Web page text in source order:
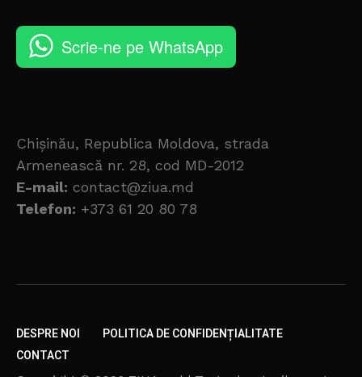
Scrie-ne pe WhatsApp
Chișinău, Republica Moldova, strada
Armenească nr. 28, cod MD-2012
E-mail: contact@ziua.md
Telefon: +373 61 20 80 78
DESPRE NOI
POLITICA DE CONFIDENȚIALITATE
CONTACT